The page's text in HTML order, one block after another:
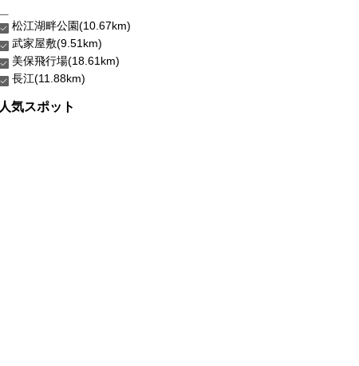
松江湖畔公園(10.67km)
武家屋敷(9.51km)
美保飛行場(18.61km)
長江(11.88km)
人気スポット